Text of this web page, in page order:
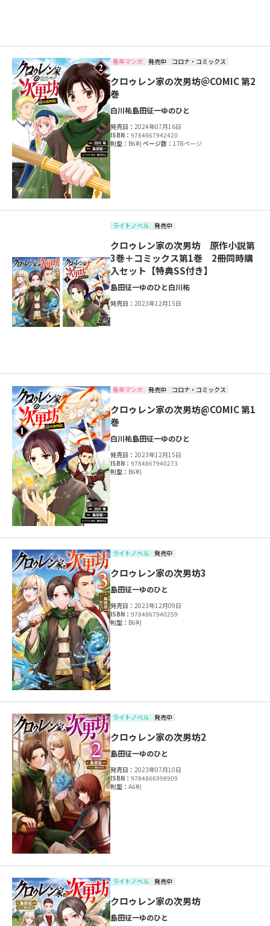
青年マンガ 発売中 コロナ・コミックス
クロゥレン家の次男坊＠COMIC 第2
巻
白川祐島田征一ゆのひと
発売日：2024年07月16日
ISBN：9784867942420
判型： B6判ページ数：178ページ
ライトノベル 発売中
クロゥレン家の次男坊 原作小説第
3巻＋コミックス第1巻 2冊同時購
入セット【特典SS付き】
島田征一ゆのひと白川祐
発売日：2023年12月15日
青年マンガ 発売中 コロナ・コミックス
クロゥレン家の次男坊@COMIC 第1
巻
白川祐島田征一ゆのひと
発売日：2023年12月15日
ISBN：9784867940273
判型： B6判
ライトノベル 発売中
クロゥレン家の次男坊3
島田征一ゆのひと
発売日：2023年12月09日
ISBN：9784867940259
判型： B6判
ライトノベル 発売中
クロゥレン家の次男坊2
島田征一ゆのひと
発売日：2023年07月10日
ISBN：9784866998909
判型：A6判
ライトノベル 発売中
クロゥレン家の次男坊
島田征一ゆのひと